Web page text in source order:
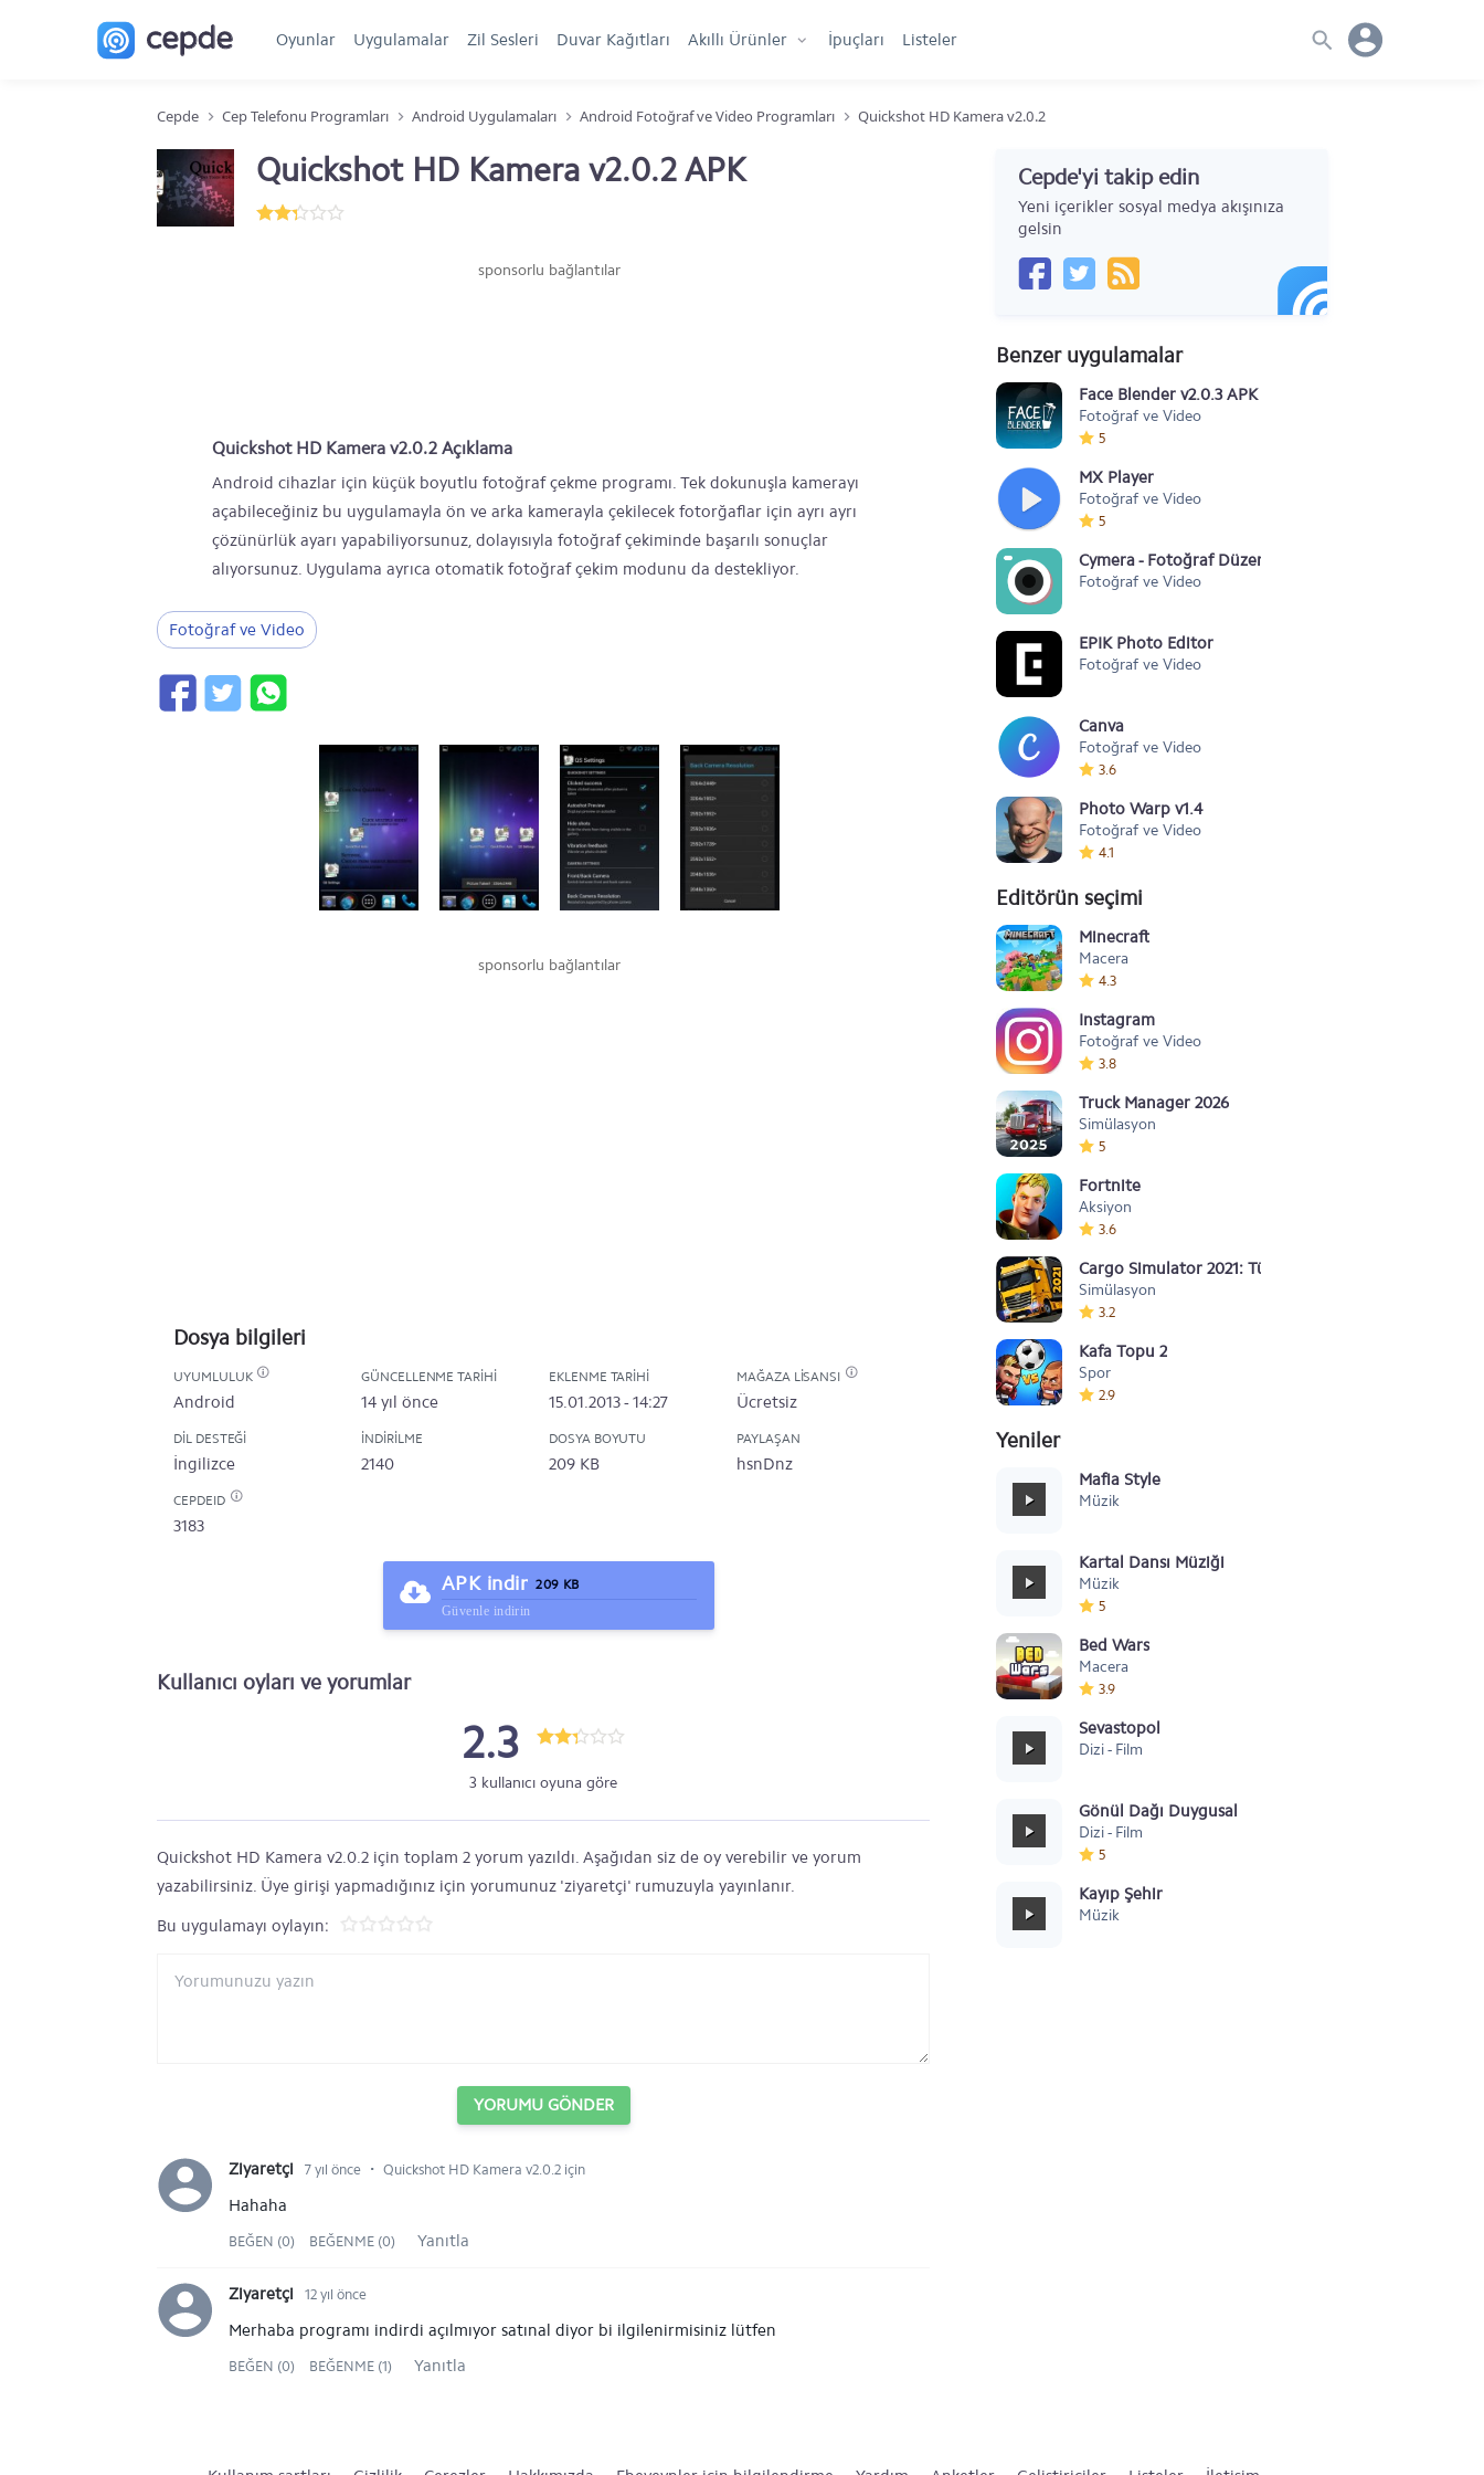
Oyunlar Uygulamalar Zil Sesleri Duvar Kağıtları Akıllı Ürünler İpuçları Listeler
Cepde Cep Telefonu Programları Android Uygulamaları Android Fotoğraf ve Video Programları Quickshot HD Kamera v2.0.2
Quickshot HD Kamera v2.0.2 APK
sponsorlu bağlantılar
Quickshot HD Kamera v2.0.2 Açıklama
Android cihazlar için küçük boyutlu fotoğraf çekme programı. Tek dokunuşla kamerayı
açabileceğiniz bu uygulamayla ön ve arka kamerayla çekilecek fotorğaflar için ayrı ayrı
çözünürlük ayarı yapabiliyorsunuz, dolayısıyla fotoğraf çekiminde başarılı sonuçlar
alıyorsunuz. Uygulama ayrıca otomatik fotoğraf çekim modunu da destekliyor.
Fotoğraf ve Video
sponsorlu bağlantılar
Dosya bilgileri
UYUMLULUK
Android
GÜNCELLENME TARIHI
14 yıl önce
EKLENME TARIHI
15.01.2013 - 14:27
MAĞAZA LISANSI
Ücretsiz
DIL DESTEĞI
İngilizce
İNDIRILME
2140
DOSYA BOYUTU
209 KB
PAYLAŞAN
hsnDnz
CEPDEID
3183
APK indir 209 KB
Güvenle indirin
Cepde'yi takip edin
Yeni içerikler sosyal medya akışınıza
gelsin
Benzer uygulamalar
Face Blender v2.0.3 APK
Fotoğraf ve Video
5
MX Player
Fotoğraf ve Video
5
Cymera - Fotoğraf Düzenleyicisi
Fotoğraf ve Video
EPIK Photo Editor
Fotoğraf ve Video
Canva
Fotoğraf ve Video
3.6
Photo Warp v1.4
Fotoğraf ve Video
4.1
Editörün seçimi
Minecraft
Macera
4.3
Instagram
Fotoğraf ve Video
3.8
Truck Manager 2026
Simülasyon
5
Fortnite
Aksiyon
3.6
Cargo Simulator 2021: Türkiye
Simülasyon
3.2
Kafa Topu 2
Spor
2.9
Yeniler
Mafia Style
Müzik
Kartal Dansı Müziği
Müzik
5
Bed Wars
Macera
3.9
Sevastopol
Dizi - Film
Gönül Dağı Duygusal
Dizi - Film
5
Kayıp Şehir
Müzik
Kullanıcı oyları ve yorumlar
2.3
3 kullanıcı oyuna göre
Quickshot HD Kamera v2.0.2 için toplam 2 yorum yazıldı. Aşağıdan siz de oy verebilir ve yorum
yazabilirsiniz. Üye girişi yapmadığınız için yorumunuz 'ziyaretçi' rumuzuyla yayınlanır.
Bu uygulamayı oylayın:
YORUMU GÖNDER
Ziyaretçi 7 yıl önce ⋅ Quickshot HD Kamera v2.0.2 için
Hahaha
BEĞEN (0) BEĞENME (0) Yanıtla
Ziyaretçi 12 yıl önce
Merhaba programı indirdi açılmıyor satınal diyor bi ilgilenirmisiniz lütfen
BEĞEN (0) BEĞENME (1) Yanıtla